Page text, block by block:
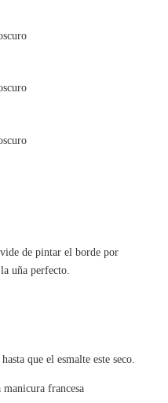
de pintar el borde por
uña perfecto.
que el esmalte este seco.